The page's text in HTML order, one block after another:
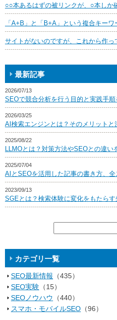
○○本あるはずの被リンクが、○本しか
「A+B」と「B+A」という複合キー
サイトがないのですが、これから作っ
最新記事
2026/07/13
SEOで競合分析を行う目的と実践手
2026/03/25
AI検索エンジンとは？そのメリットと
2025/08/22
LLMOとは？対策方法やSEOとの違い
2025/07/04
AIとSEOを活用した記事の書き方、全
2023/09/13
SGEとは？検索体験に変化をもたら
カテゴリ一覧
SEO最新情報 （435）
SEO実験 （15）
SEOノウハウ
（440）
スマホ・モバイルSEO （96）